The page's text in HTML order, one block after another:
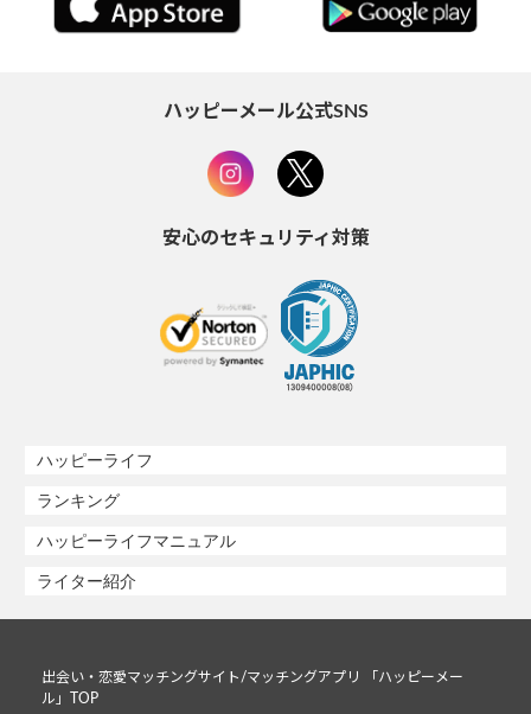
ハッピーメール公式SNS
安心のセキュリティ対策
ハッピーライフ
ランキング
ハッピーライフマニュアル
ライター紹介
出会い・恋愛マッチングサイト/マッチングアプリ 「ハッピーメー
ル」TOP